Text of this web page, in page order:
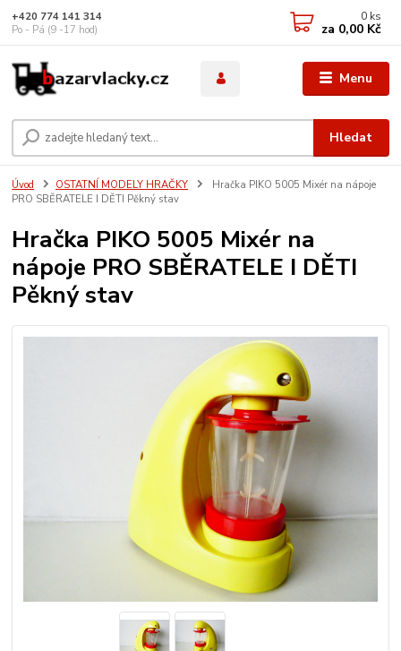
Menu
Hledat
+420 774 141 314
Po - Pá (9 -17 hod)
0 ks
za 0,00 Kč
Úvod OSTATNÍ MODELY HRAČKY
Hračka PIKO 5005 Mixér na nápoje
PRO SBĚRATELE I DĚTI Pěkný stav
Hračka PIKO 5005 Mixér na
nápoje PRO SBĚRATELE I DĚTI
Pěkný stav